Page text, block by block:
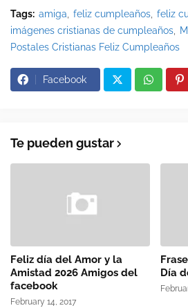
Tags: amiga feliz cumpleaños feliz
imágenes cristianas de cumpleaños
Postales Cristianas Feliz Cumpleaños
Facebook
Te pueden gustar
Feliz día del Amor y la
Amistad 2026 Amigos del
facebook
February 14, 2017
Día